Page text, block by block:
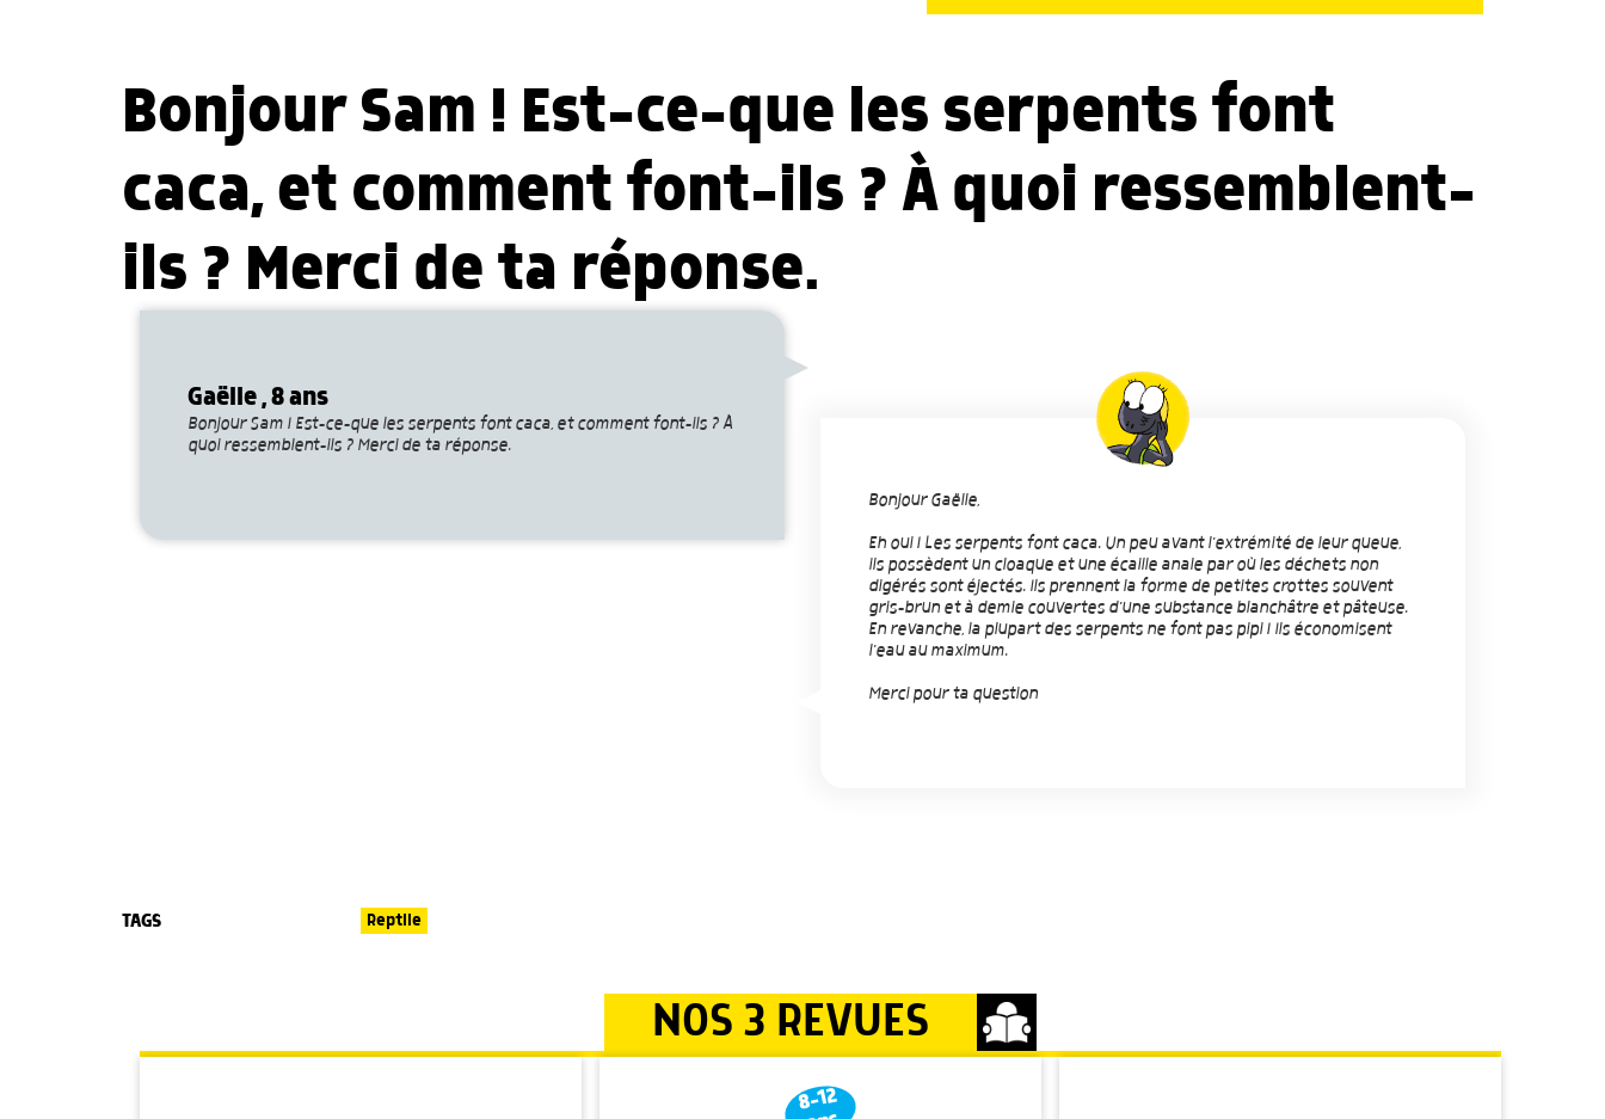
Bonjour Sam ! Est-ce-que les serpents font
caca, et comment font-ils ? À quoi ressemblent-
ils ? Merci de ta réponse.
Gaëlle , 8 ans
Bonjour Sam ! Est-ce-que les serpents font caca, et comment font-ils ? À
quoi ressemblent-ils ? Merci de ta réponse.
Bonjour Gaëlle,
Eh oui ! Les serpents font caca. Un peu avant l'extrémité de leur queue,
ils possèdent un cloaque et une écaille anale par où les déchets non
digérés sont éjectés. Ils prennent la forme de petites crottes souvent
gris-brun et à demie couvertes d'une substance blanchâtre et pâteuse.
En revanche, la plupart des serpents ne font pas pipi ! Ils économisent
l'eau au maximum.
Merci pour ta question
TAGS Reptile
NOS 3 REVUES
8-12